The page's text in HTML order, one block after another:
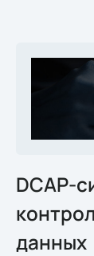
DCAP-
данных